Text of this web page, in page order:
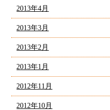
2013年4月
2013年3月
2013年2月
2013年1月
2012年11月
2012年10月